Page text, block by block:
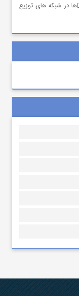
دانلود مقاله جایابی چندهدفه و سایزبندی DGها در شبکه های توزیع